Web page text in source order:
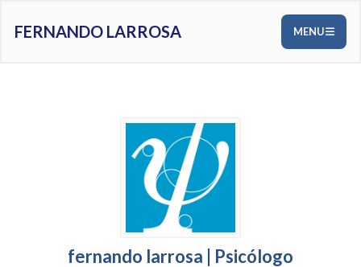
FERNANDO LARROSA MENU
fernando larrosa | Psicólogo